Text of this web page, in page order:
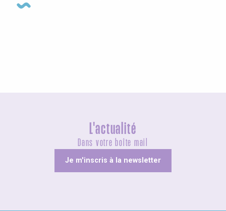
L'actualité
Dans votre boîte mail
Je m'inscris à la newsletter